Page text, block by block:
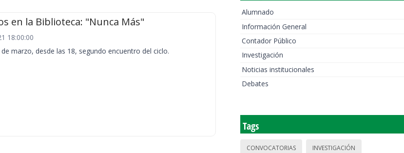
en la Biblioteca: "Nunca Más"
18:00:00
de marzo, desde las 18, segundo encuentro del ciclo.
Alumnado
Información General
Contador Público
Investigación
Noticias institucionales
Debates
Tags
CONVOCATORIAS INVESTIGACIÓN